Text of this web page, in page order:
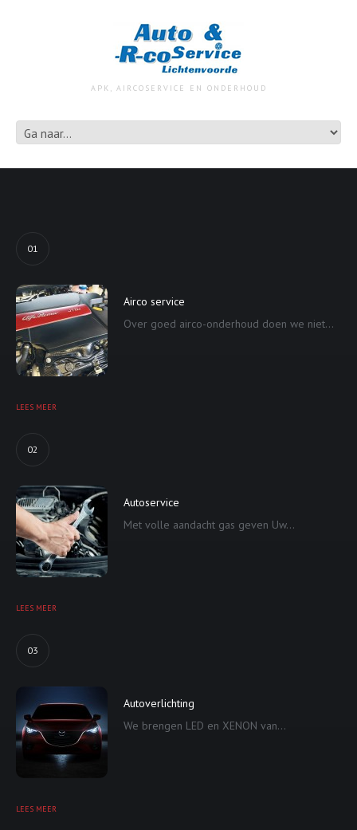
APK, AIRCOSERVICE EN ONDERHOUD
01
Airco service
Over goed airco-onderhoud doen we niet...
LEES MEER
02
Autoservice
Met volle aandacht gas geven Uw...
LEES MEER
03
Autoverlichting
We brengen LED en XENON van...
LEES MEER